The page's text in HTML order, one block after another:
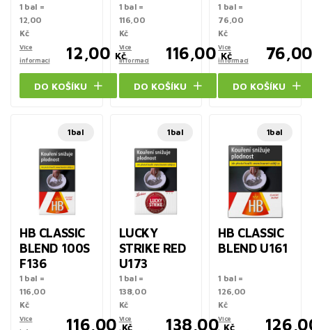
1 bal =
12,00
Kč
Více
informací
12,00 Kč
DO KOŠÍKU
1 bal =
116,00
Kč
Více
informací
116,00 Kč
DO KOŠÍKU
1 bal =
76,00
Kč
Více
informací
76,00
DO KOŠÍKU
1bal
HB CLASSIC
BLEND 100S
F136
1 bal =
116,00
Kč
Více
116,00 Kč
1bal
LUCKY
STRIKE RED
U173
1 bal =
138,00
Kč
Více
138,00 Kč
1bal
HB CLASSIC
BLEND U161
1 bal =
126,00
Kč
Více